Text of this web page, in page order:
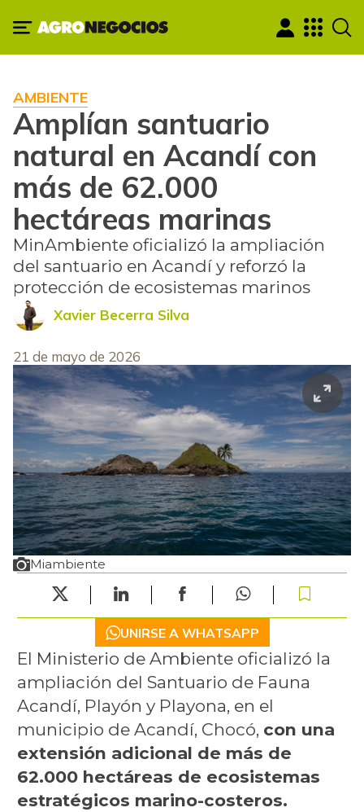
AMBIENTE
Amplían santuario
natural en Acandí con
más de 62.000
hectáreas marinas
MinAmbiente oficializó la ampliación
del santuario en Acandí y reforzó la
protección de ecosistemas marinos
Xavier Becerra Silva
21 de mayo de 2026
Miambiente
UNIRSE A WHATSAPP
El Ministerio de Ambiente oficializó la
ampliación del Santuario de Fauna
Acandí, Playón y Playona, en el
municipio de Acandí, Chocó, con una
extensión adicional de más de
62.000 hectáreas de ecosistemas
estratégicos marino-costeros.